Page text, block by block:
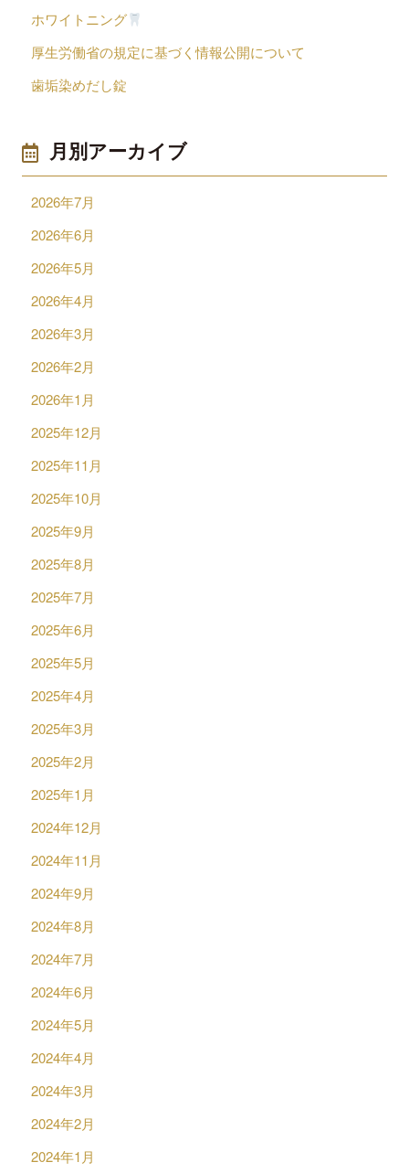
ホワイトニング
厚生労働省の規定に基づく情報公開について
歯垢染めだし錠
月別アーカイブ
2026年7月
2026年6月
2026年5月
2026年4月
2026年3月
2026年2月
2026年1月
2025年12月
2025年11月
2025年10月
2025年9月
2025年8月
2025年7月
2025年6月
2025年5月
2025年4月
2025年3月
2025年2月
2025年1月
2024年12月
2024年11月
2024年9月
2024年8月
2024年7月
2024年6月
2024年5月
2024年4月
2024年3月
2024年2月
2024年1月